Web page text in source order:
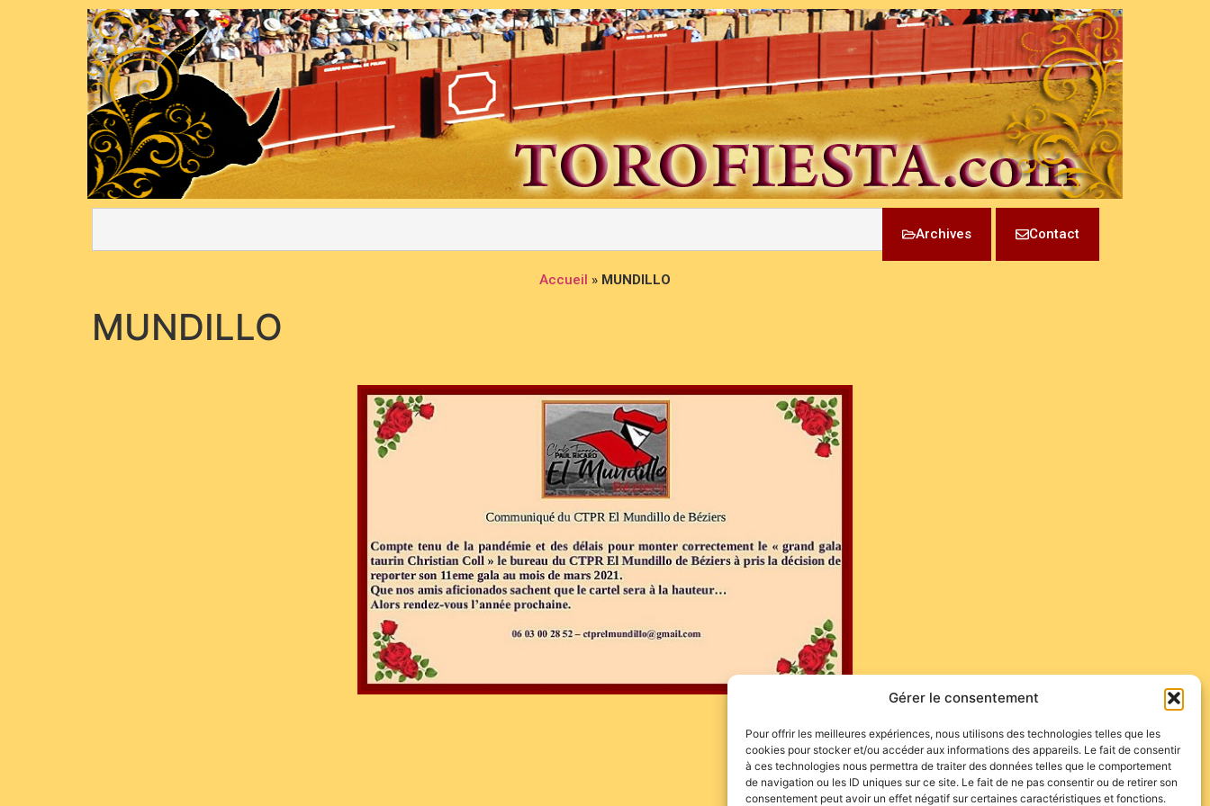
Gérer le consentement
Pour offrir les meilleures expériences, nous utilisons des technologies telles que les
cookies pour stocker et/ou accéder aux informations des appareils. Le fait de consentir
à ces technologies nous permettra de traiter des données telles que le comportement
de navigation ou les ID uniques sur ce site. Le fait de ne pas consentir ou de retirer son
consentement peut avoir un effet négatif sur certaines caractéristiques et fonctions.
Archives Contact
Accueil » MUNDILLO
MUNDILLO